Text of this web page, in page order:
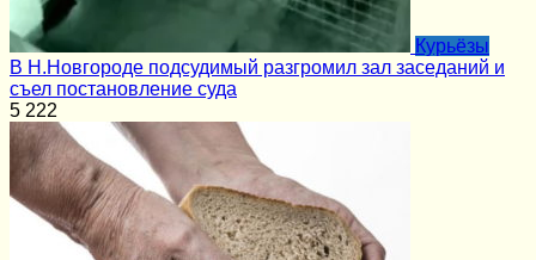
Курьёзы
В Н.Новгороде подсудимый разгромил зал заседаний и
съел постановление суда
5 222